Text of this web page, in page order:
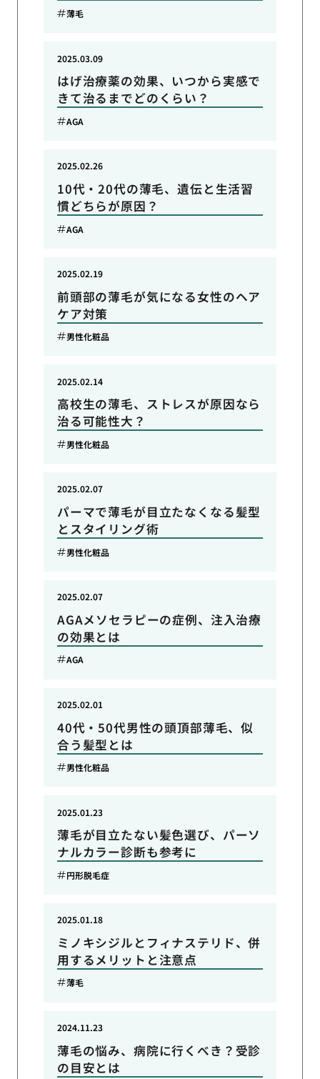
薄毛
はげ治療薬の効果、いつから実感で
きて治るまでどのくらい？
2025.03.09
AGA
10代・20代の薄毛、遺伝と生活習
慣どちらが原因？
2025.02.26
AGA
前頭部の薄毛が気になる女性のヘア
ケア対策
2025.02.19
男性化粧品
高校生の薄毛、ストレスが原因なら
治る可能性大？
2025.02.14
男性化粧品
パーマで薄毛が目立たなくなる髪型
とスタイリング術
2025.02.07
男性化粧品
AGAメソセラピーの症例、注入治療
の効果とは
2025.02.07
AGA
40代・50代男性の頭頂部薄毛、似
合う髪型とは
2025.02.01
男性化粧品
薄毛が目立たない髪色選び、パーソ
ナルカラー診断も参考に
2025.01.23
円形脱毛症
ミノキシジルとフィナステリド、併
用するメリットと注意点
2025.01.18
薄毛
薄毛の悩み、病院に行くべき？受診
の目安とは
2024.11.23